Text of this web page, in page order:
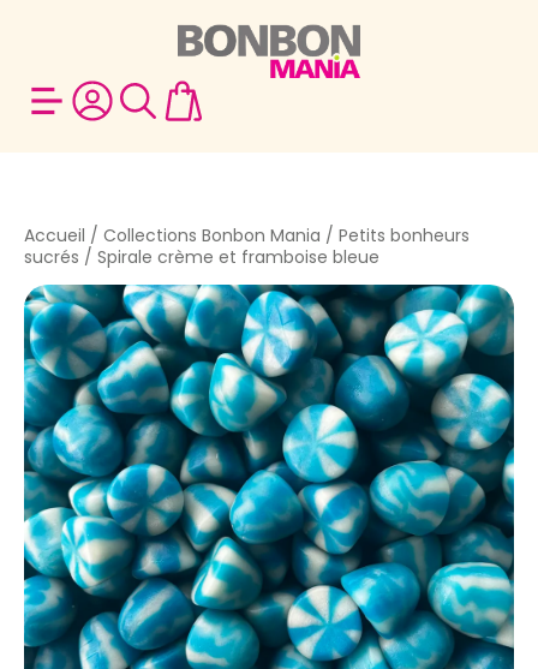
Accueil / Collections Bonbon Mania / Petits bonheurs
sucrés / Spirale crème et framboise bleue